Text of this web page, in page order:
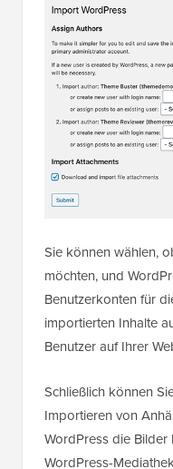
Sie können wählen,
möchten, und
Benutzerkonten für
importierten Inhalte
Benutzer auf Ihrer
Schließlich können
Importieren von
WordPress die
WordPress-